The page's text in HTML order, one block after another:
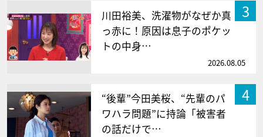
3
川田裕美、洗濯物がなぜか真
っ赤に！原因は息子のポケッ
トの中身…
2026.08.05
4
“後輩”今田美桜、“先輩のパ
ワハラ問題”に持論「被害者
の話だけで…